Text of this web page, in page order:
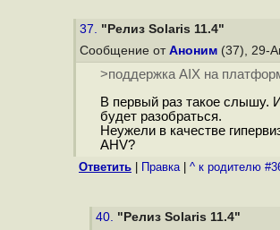
37. "Релиз Solaris 11.4"
Сообщение от Аноним (37), 29-
>поддержка AIX на
В первый раз такое слышу.
будет разобраться.
Неужели в качестве
AHV?
Ответить Правка| ^ к родителю
40. "Релиз Solaris 11.4"